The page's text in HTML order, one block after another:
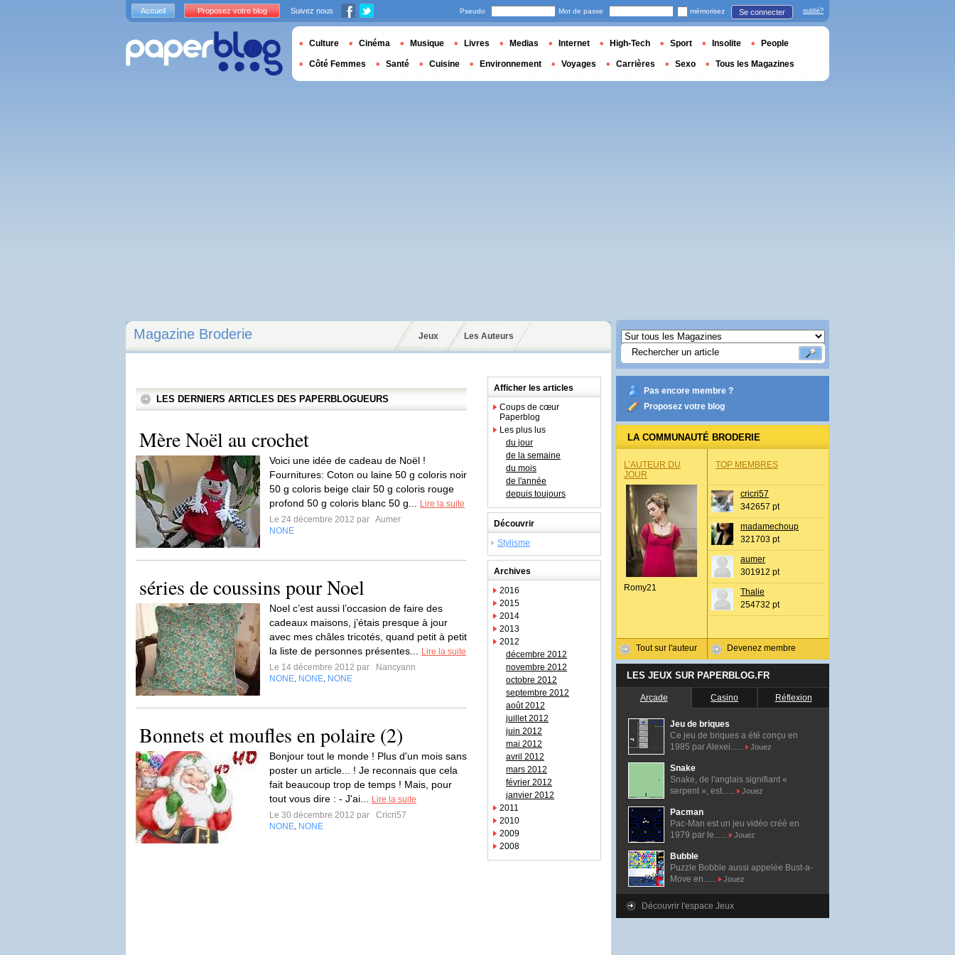
Magazine Broderie Jeux Les Auteurs
LES DERNIERS ARTICLES DES PAPERBLOGUEURS
Mère Noël au crochet
Voici une idée de cadeau de Noël !
Fournitures: Coton ou laine 50 g coloris noir
50 g coloris beige clair 50 g coloris rouge
profond 50 g coloris blanc 50 g...
Lire la suite
Le 24 décembre 2012 par Aumer
NONE
séries de coussins pour Noel
Noel c’est aussi l’occasion de faire des
cadeaux maisons, j’étais presque à jour
avec mes châles tricotés, quand petit à petit
la liste de personnes présentes...
Lire la suite
Le 14 décembre 2012 par
Nancyann
NONE NONE NONE
Bonnets et moufles en polaire (2)
Bonjour tout le monde ! Plus d'un mois sans
poster un article... ! Je reconnais que cela
fait beaucoup trop de temps ! Mais, pour
tout vous dire : - J'ai...
Lire la suite
Le 30 décembre 2012 par
Cricri57
NONE NONE
Afficher les articles
Coups de cœur
Paperblog
Les plus lus
du jour
de la semaine
du mois
de l'année
depuis toujours
Découvrir
Stylisme
Archives
2016
2015
2014
2013
2012
décembre 2012
novembre 2012
octobre 2012
septembre 2012
août 2012
juillet 2012
juin 2012
mai 2012
avril 2012
mars 2012
février 2012
janvier 2012
2011
2010
2009
2008
Pas encore membre ?
Proposez votre blog
LA COMMUNAUTÉ BRODERIE
L’AUTEUR DU
JOUR
Romy21
Tout sur l'auteur
TOP MEMBRES
cricri57
342657 pt
madamechoup
321703 pt
aumer
301912 pt
Thalie
254732 pt
Devenez membre
LES JEUX SUR PAPERBLOG.FR
Arcade Casino Réflexion
Jeu de briques
Ce jeu de briques a été conçu en
1985 par Alexei......
Jouez
Snake
Snake, de l'anglais signifiant «
serpent », est......
Jouez
Pacman
Pac-Man est un jeu vidéo créé en
1979 par le......
Jouez
Bubble
Puzzle Bobble aussi appelée Bust-a-
Move en......
Jouez
Découvrir l'espace Jeux
Accueil Proposez votre blog Suivez nous Pseudo Mot de passe mémorisez Se connecter oublié?
Culture Cinéma Musique Livres Medias Internet High-Tech Sport Insolite People
Côté Femmes Santé Cuisine Environnement Voyages Carrières Sexo Tous les Magazines